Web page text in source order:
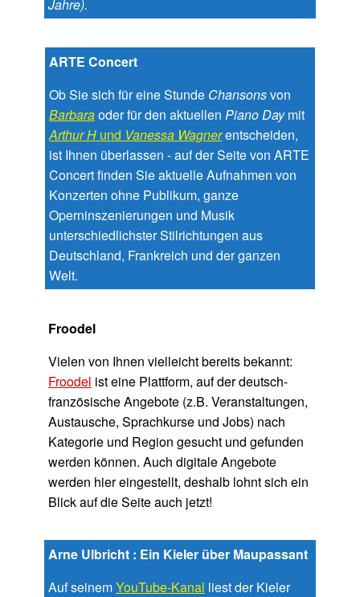
Jahre).
ARTE Concert
Ob Sie sich für eine Stunde Chansonsvon
Barbaraoder für den aktuellen Piano Daymit
Arthur H und Vanessa Wagnerentscheiden,
ist Ihnen überlassen - auf der Seite von ARTE
Concert finden Sie aktuelle Aufnahmen von
Konzerten ohne Publikum, ganze
Operninszenierungen und Musik
unterschiedlichster Stilrichtungen aus
Deutschland, Frankreich und der ganzen
Welt.
Froodel
Vielen von Ihnen vielleicht bereits bekannt:
Froodel ist eine Plattform, auf der deutsch-
französische Angebote (z.B. Veranstaltungen,
Austausche, Sprachkurse und Jobs) nach
Kategorie und Region gesucht und gefunden
werden können. Auch digitale Angebote
werden hier eingestellt, deshalb lohnt sich ein
Blick auf die Seite auch jetzt!
Arne Ulbricht : Ein Kieler über Maupassant
Auf seinemYouTube-Kanal liest der Kieler